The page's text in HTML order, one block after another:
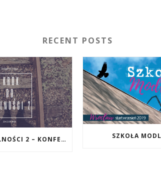
RECENT POSTS
KROK DO WOLNOŚCI 2 – KONFERENCJA W KALISZU SZKOŁA